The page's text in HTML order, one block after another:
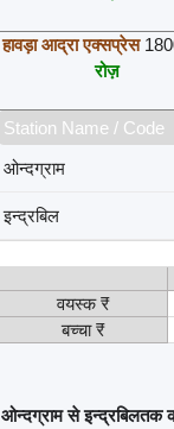
हावड़ा आद्रा एक्सप्रेस
रोज़
Station Name / Code
ओन्दग्राम
इन्द्रबिल
वयस्क ₹
बच्चा ₹
ओन्दग्राम से इन्द्रबिलतक